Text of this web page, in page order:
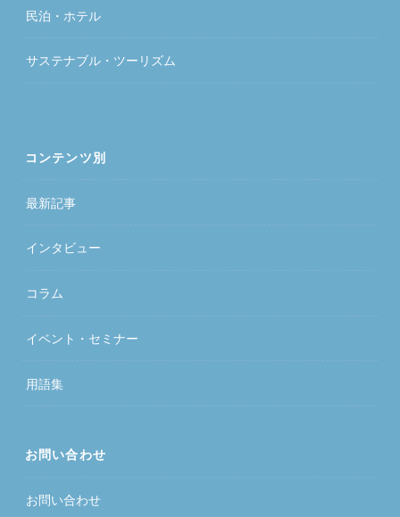
民泊・ホテル
サステナブル・ツーリズム
コンテンツ別
最新記事
インタビュー
コラム
イベント・セミナー
用語集
お問い合わせ
お問い合わせ